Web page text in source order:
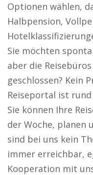
Optionen wählen,
Halbpension,
Sie möchten
aber die
geschlossen? Kein
Reiseportal ist
Sie können Ihre
der Woche, planen
sind bei uns kein
immer erreichbar,
Kooperation mit